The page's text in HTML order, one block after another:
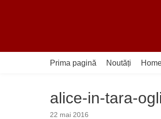
conținut
Prima pagină
Noutăți
alice-in-tara-
22 mai 2016